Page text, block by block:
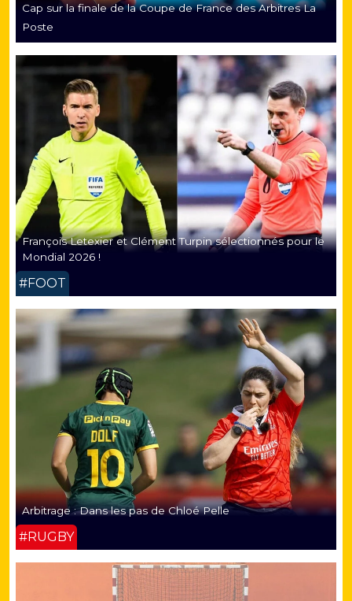
Cap sur la finale de la Coupe de France des Arbitres La
Poste
François Letexier et Clément Turpin sélectionnés pour le
Mondial 2026 !
#FOOT
Arbitrage : Dans les pas de Chloé Pelle
#RUGBY